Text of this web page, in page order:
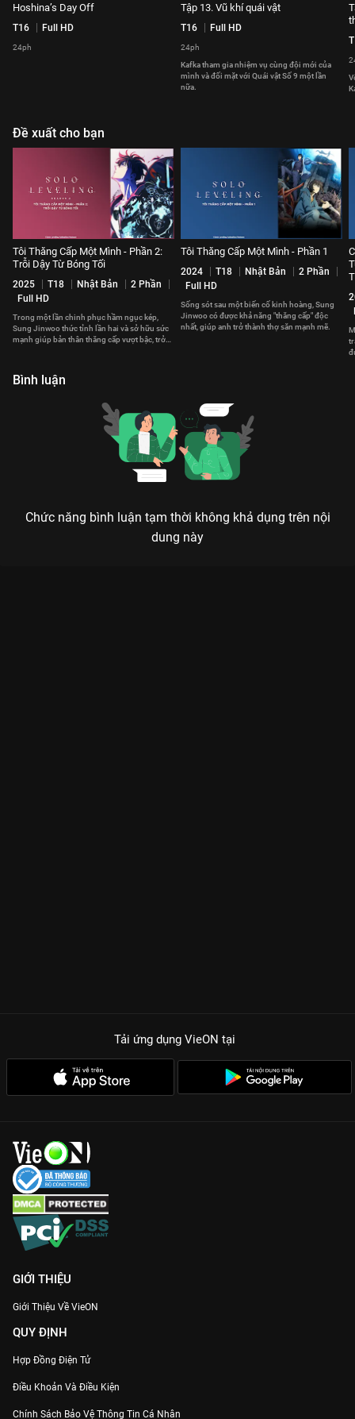
Hoshina’s Day Off
T16 Full HD
24ph
Tập 13. Vũ khí quái vật
T16 Full HD
24ph
Kafka tham gia nhiệm vụ cùng đội mới của
mình và đối mặt với Quái vật Số 9 một lần
nữa.
Đề xuất cho bạn
Tôi Thăng Cấp Một Mình - Phần 2:
Trỗi Dậy Từ Bóng Tối
2025 T18 Nhật Bản
2 Phần
Full HD
Trong một lần chinh phục hầm ngục kép,
Sung Jinwoo thức tỉnh lần hai và sở hữu sức
mạnh giúp bản thân thăng cấp vượt bậc, trở
Tôi Thăng Cấp Một Mình - Phần 1
2024 T18 Nhật Bản
2 Phần
Full HD
Sống sót sau một biến cố kinh hoàng, Sung
Jinwoo có được khả năng "thăng cấp" độc
nhất, giúp anh trở thành thợ săn mạnh mẽ.
Bình luận
Chức năng bình luận tạm thời không khả dụng trên nội
dung này
Tải ứng dụng VieON tại
GIỚI THIỆU
Giới Thiệu Về VieON
QUY ĐỊNH
Hợp Đồng Điện Tử
Điều Khoản Và Điều Kiện
Chính Sách Bảo Vệ Thông Tin Cá Nhân